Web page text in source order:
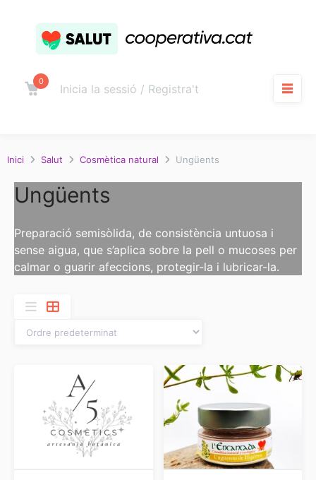
contingut
Carro
0
Inicia la sessió / Registra't
Inici Salut Cosmètica natural Ungüents
Ungüents
Preparació semisòlida, de consistència untuosa i
sense aigua, que s’aplica sobre la pell o mucoses per
calmar o guarir afeccions, protegir-la i lubricar-la.